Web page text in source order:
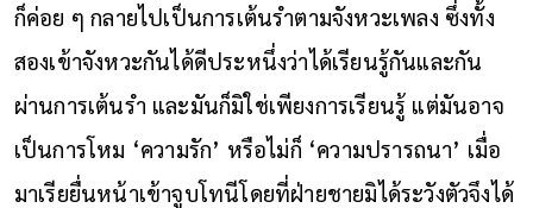
ก็ค่อย ๆ กลายไปเป็นการเต้นรำตามจังหวะเพลง ซึ่งทั้ง
สองเข้าจังหวะกันได้ดีประหนึ่งว่าได้เรียนรู้กันและกัน
ผ่านการเต้นรำ และมันก็มิใช่เพียงการเรียนรู้ แต่มันอาจ
เป็นการโหม ‘ความรัก’ หรือไม่ก็ ‘ความปรารถนา’ เมื่อ
มาเรียยื่นหน้าเข้าจูบโทนีโดยที่ฝ่ายชายมิได้ระวังตัวจึงได้